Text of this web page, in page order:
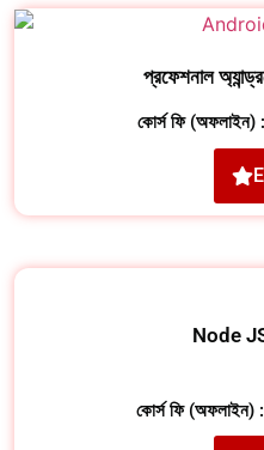
প্রফেশনাল
কোর্স ফি (অফলাইন)
Node
কোর্স ফি (অফলাইন)